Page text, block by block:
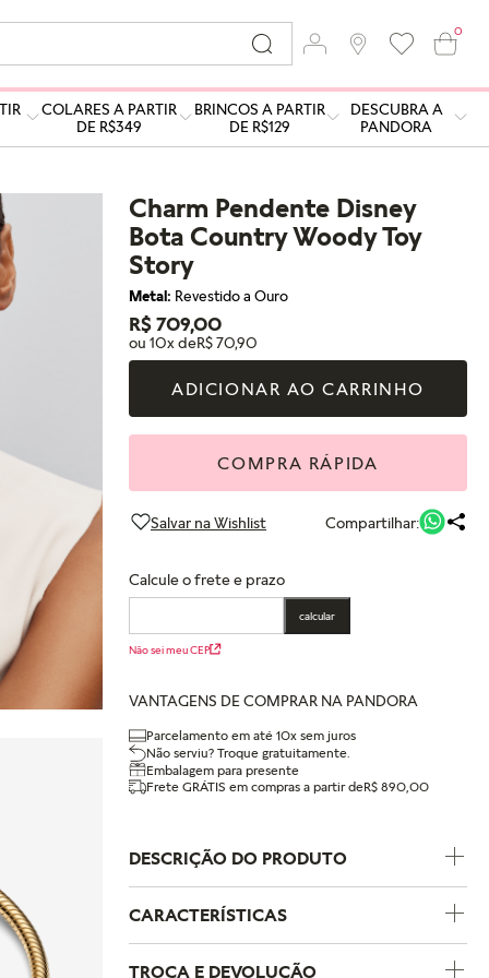
0
COLARES A PARTIR
DE R$349
BRINCOS A PARTIR
DE R$129
DESCUBRA A
PANDORA
Charm Pendente Disney
Bota Country Woody Toy
Story
Metal: Revestido a Ouro
R$ 709,00
ou 10x deR$ 70,90
ADICIONAR AO CARRINHO
COMPRA RÁPIDA
Compartilhar:
Calcule o frete e prazo
calcular
Não sei meu CEP
VANTAGENS DE COMPRAR NA PANDORA
Parcelamento em até 10x sem juros
Não serviu? Troque gratuitamente.
Embalagem para presente
Frete GRÁTIS em compras a partir deR$ 890,00
DESCRIÇÃO DO PRODUTO
CARACTERÍSTICAS
TROCA E DEVOLUÇÃO